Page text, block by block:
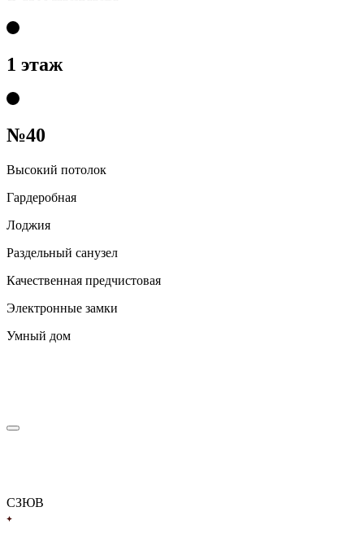
1 этаж
№40
Высокий потолок
Гардеробная
Лоджия
Раздельный санузел
Качественная предчистовая
Электронные замки
Умный дом
СЗЮВ